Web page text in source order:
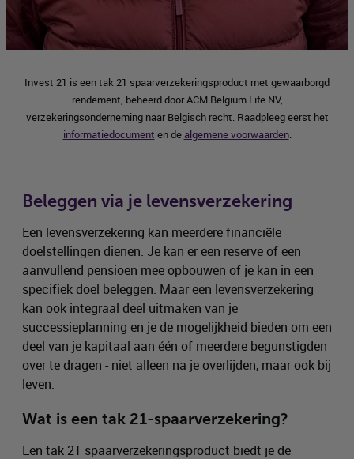
Invest 21 is een tak 21 spaarverzekeringsproduct met gewaarborgd
rendement, beheerd door ACM Belgium Life NV,
verzekeringsonderneming naar Belgisch recht. Raadpleeg eerst het
informatiedocument en dealgemene voorwaarden.
Beleggen via je levensverzekering
Een levensverzekering kan meerdere financiële
doelstellingen dienen. Je kan er een reserve of een
aanvullend pensioen mee opbouwen of je kan in een
specifiek doel beleggen. Maar een levensverzekering
kan ook integraal deel uitmaken van je
successieplanning en je de mogelijkheid bieden om een
deel van je kapitaal aan één of meerdere begunstigden
over te dragen - niet alleen na je overlijden, maar ook bij
leven.
Wat is een tak 21-spaarverzekering?
Een tak 21 spaarverzekeringsproduct biedt je de